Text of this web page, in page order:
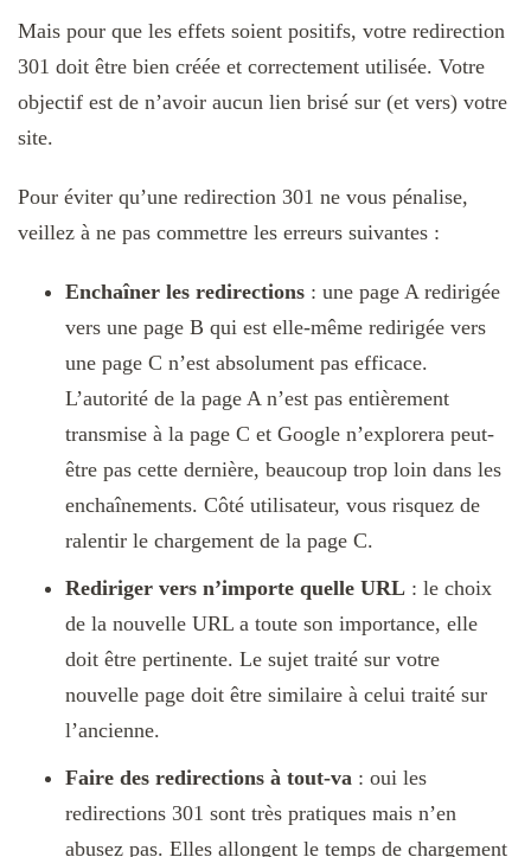
Mais pour que les effets soient positifs, votre redirection
301 doit être bien créée et correctement utilisée. Votre
objectif est de n’avoir aucun lien brisé sur (et vers) votre
site.
Pour éviter qu’une redirection 301 ne vous pénalise,
veillez à ne pas commettre les erreurs suivantes :
Enchaîner les redirections : une page A redirigée
vers une page B qui est elle-même redirigée vers
une page C n’est absolument pas efficace.
L’autorité de la page A n’est pas entièrement
transmise à la page C et Google n’explorera peut-
être pas cette dernière, beaucoup trop loin dans les
enchaînements. Côté utilisateur, vous risquez de
ralentir le chargement de la page C.
Rediriger vers n’importe quelle URL : le choix
de la nouvelle URL a toute son importance, elle
doit être pertinente. Le sujet traité sur votre
nouvelle page doit être similaire à celui traité sur
l’ancienne.
Faire des redirections à tout-va : oui les
redirections 301 sont très pratiques mais n’en
abusez pas. Elles allongent le temps de chargement